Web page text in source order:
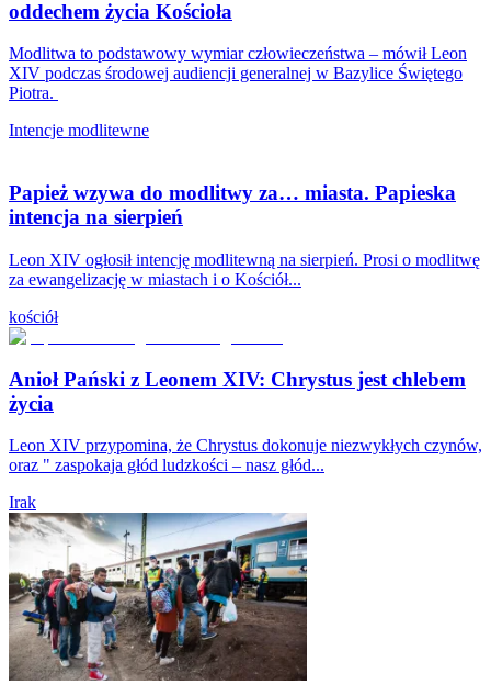
oddechem życia Kościoła
Modlitwa to podstawowy wymiar człowieczeństwa – mówił Leon
XIV podczas środowej audiencji generalnej w Bazylice Świętego
Piotra.
Intencje modlitewne
Papież wzywa do modlitwy za… miasta. Papieska
intencja na sierpień
Leon XIV ogłosił intencję modlitewną na sierpień. Prosi o modlitwę
za ewangelizację w miastach i o Kościół...
kościół
Anioł Pański z Leonem XIV: Chrystus jest chlebem
życia
Leon XIV przypomina, że Chrystus dokonuje niezwykłych czynów,
oraz " zaspokaja głód ludzkości – nasz głód...
Irak